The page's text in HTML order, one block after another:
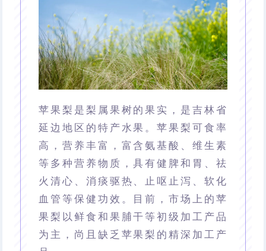
苹果梨是梨属果树的果实，是吉林省
延边地区的特产水果。苹果梨可食率
高，营养丰富，富含氨基酸、维生素
等多种营养物质，具有健脾和胃、祛
火清心、消痰驱热、止呕止泻、软化
血管等保健功效。目前，市场上的苹
果梨以鲜食和果脯干等初级加工产品
为主，尚且缺乏苹果梨的精深加工产